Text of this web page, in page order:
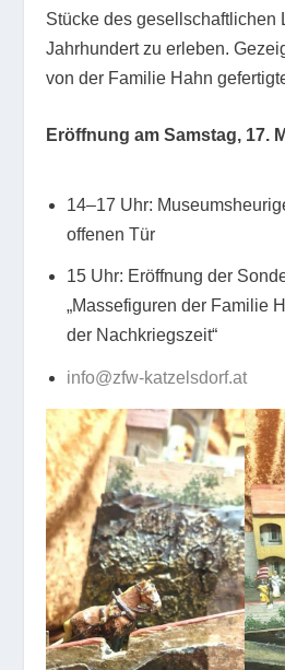
Stücke des gesellschaftlichen
Jahrhundert zu erleben.
von der Familie Hahn
Eröffnung am Samstag, 17.
14–17 Uhr:
offenen Tür
15 Uhr: Eröffnung der
„Massefiguren der Familie
der Nachkriegszeit“
info@zfw-katzelsdorf.at